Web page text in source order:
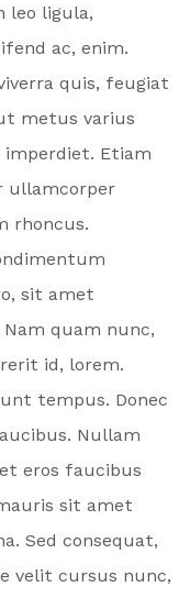
leo ligula,
ac, enim.
quis, feugiat
metus varius
imperdiet. Etiam
ullamcorper
rhoncus.
sit amet
quam nunc,
id, lorem.
tempus. Donec
Nullam
eros faucibus
sit amet
Sed consequat,
velit cursus nunc,